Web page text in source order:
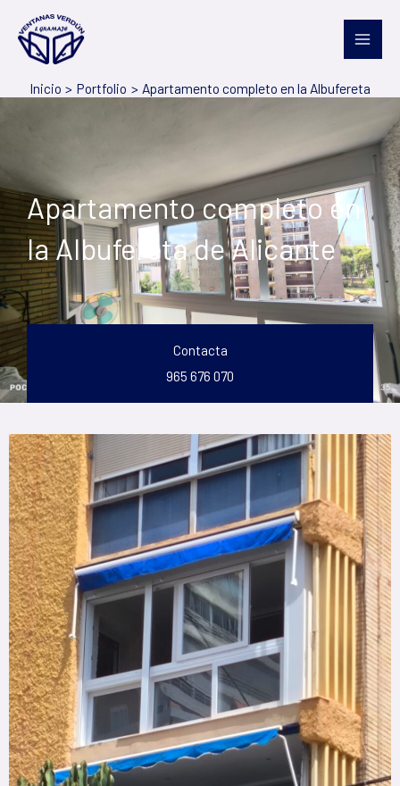
contenido
Inicio
Portfolio Apartamento completo en la Albufereta
Apartamento completo en
la Albufereta de Alicante
Contacta
965 676 070